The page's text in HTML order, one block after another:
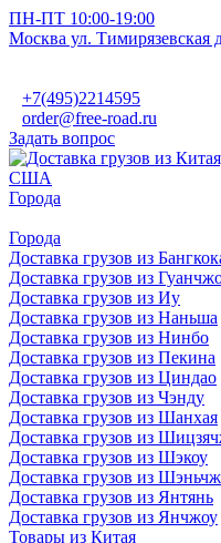
ПН-ПТ 10:00-19:00
Москва ул. Тимирязевская
+7(495)2214595
order@free-road.ru
Задать вопрос
Города
Города
Доставка грузов из
Доставка грузов из
Доставка грузов из Иу
Доставка грузов из Наньша
Доставка грузов из Нинбо
Доставка грузов из Пекина
Доставка грузов из Циндао
Доставка грузов из Чэнду
Доставка грузов из Шанхая
Доставка грузов из
Доставка грузов из Шэкоу
Доставка грузов из
Доставка грузов из Янтянь
Доставка грузов из Янчжоу
Товары из Китая